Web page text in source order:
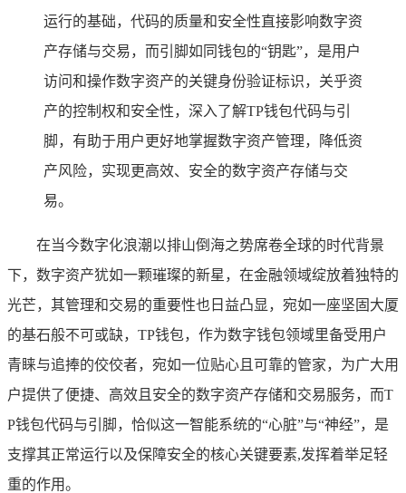
运行的基础，代码的质量和安全性直接影响数字资
产存储与交易，而引脚如同钱包的“钥匙”，是用户
访问和操作数字资产的关键身份验证标识，关乎资
产的控制权和安全性，深入了解TP钱包代码与引
脚，有助于用户更好地掌握数字资产管理，降低资
产风险，实现更高效、安全的数字资产存储与交
易。
在当今数字化浪潮以排山倒海之势席卷全球的时代背景
下，数字资产犹如一颗璀璨的新星，在金融领域绽放着独特的
光芒，其管理和交易的重要性也日益凸显，宛如一座坚固大厦
的基石般不可或缺，TP钱包，作为数字钱包领域里备受用户
青睐与追捧的佼佼者，宛如一位贴心且可靠的管家，为广大用
户提供了便捷、高效且安全的数字资产存储和交易服务，而T
P钱包代码与引脚，恰似这一智能系统的“心脏”与“神经”，是
支撑其正常运行以及保障安全的核心关键要素,发挥着举足轻
重的作用。